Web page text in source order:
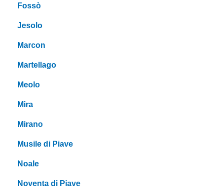
Fossò
Jesolo
Marcon
Martellago
Meolo
Mira
Mirano
Musile di Piave
Noale
Noventa di Piave